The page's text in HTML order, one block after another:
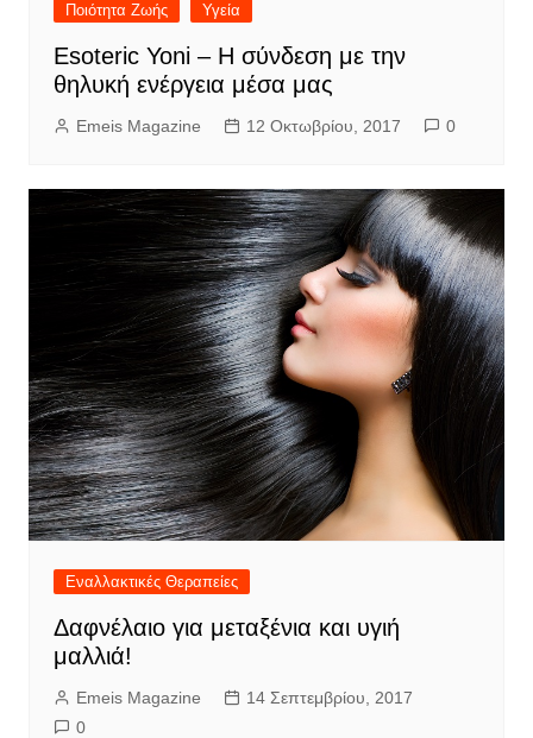
Ποιότητα Ζωής Υγεία
Esoteric Yoni – Η σύνδεση με την
θηλυκή ενέργεια μέσα μας
Emeis Magazine 12 Οκτωβρίου, 2017 0
Εναλλακτικές Θεραπείες
Δαφνέλαιο για μεταξένια και υγιή
μαλλιά!
Emeis Magazine
14 Σεπτεμβρίου, 2017
0